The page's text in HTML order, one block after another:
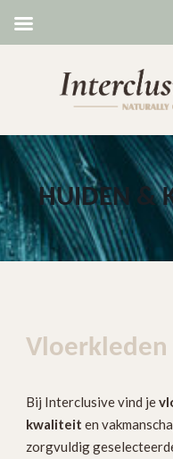
HUIDEN &
Bij Interclusive vind je
kwaliteit en
zorgvuldig